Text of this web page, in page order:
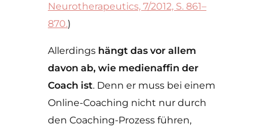
Neurotherapeutics, 7/2012, S. 861–
870.)
Allerdings hängt das vor allem
davon ab, wie medienaffin der
Coach ist. Denn er muss bei einem
Online-Coaching nicht nur durch
den Coaching-Prozess führen,